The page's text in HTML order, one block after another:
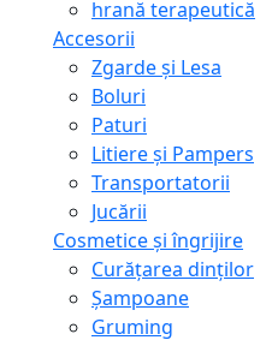
hrană terapeutică
Accesorii
Zgarde și Lesa
Boluri
Paturi
Litiere și Pampers
Transportatorii
Jucării
Cosmetice și îngrijire
Curățarea dinților
Șampoane
Gruming